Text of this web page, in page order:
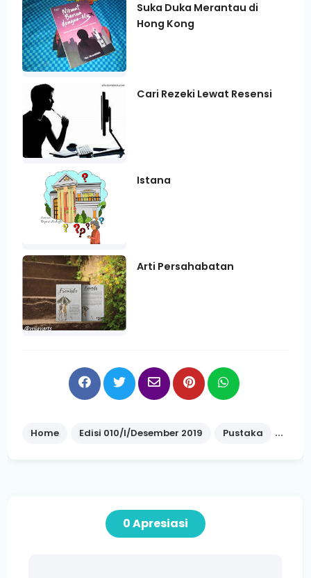
Suka Duka Merantau di
Hong Kong
Cari Rezeki Lewat Resensi
Istana
Arti Persahabatan
Home Edisi 010/I/Desember 2019 Pustaka
0 Apresiasi